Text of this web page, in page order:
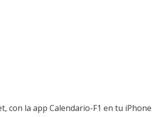
con la app Calendario-F1 en tu